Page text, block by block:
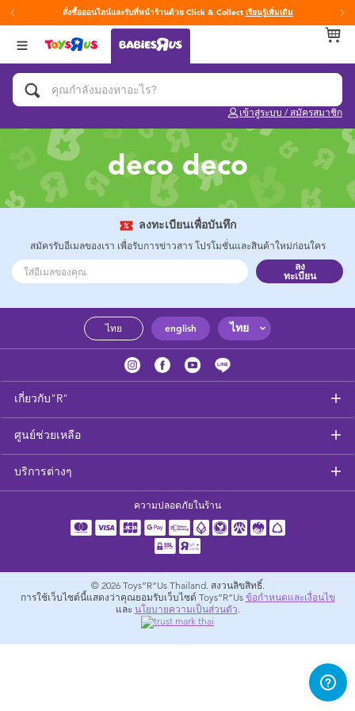
สั่งซื้อออนไลน์และรับที่หน้าร้านด้วย Click & Collect เรียนรู้เพิ่มเติม
เข้าสู่ระบบ / สมัครสมาชิก
กลับ
หมวดหมู่
แผ่นรองนอนเพลย์ยิม
ของเล่นสำหรับเด็กทารกและวัยหัดเดิน
ของขวัญและของฝากสำหรับเด็กทารก
อุปกรณ์ฝึกการอาบน้ำและการขับถ่าย
คาร์ซีทและเบาะเสริมที่นั่ง
ผ้าอ้อมและทิชชู่เปียก
อุปกรณ์ป้อนอาหารและอาหาร
สุขภาพและความปลอดภัย
ที่นอนและเฟอร์นิเจอร์ดูแลเด็กเล็ก
อุปกรณ์สำหรับผู้ตั้งครรภ์
ผ้าเช็ดตัวและเครื่องนอน
อุปกรณ์การท่องเที่ยว
กลับ
แบรนด์
Fisher-Price ฟิชเชอร์ ไพรซ์
กลับ
Age
0~2 ปี
3~4 ปี
5~7 ปี
12~14 ปี
14+ ปี
deco deco
ลงทะเบียนเพื่อบันทึก
สมัครรับอีเมลของเรา เพื่อรับการข่าวสาร โปรโมชั่นและสินค้าใหม่ก่อนใคร
ลง
ทะเบียน
ไทย english ไทย
เกี่ยวกับ"R"
ศูนย์ช่วยเหลือ
บริการต่างๆ
ความปลอดภัยในร้าน
© 2026 Toys”R”Us Thailand. สงวนลิขสิทธิ์.
การใช้เว็บไซต์นี้แสดงว่าคุณยอมรับเว็บไซต์ Toys”R”Us ข้อกำหนดและเงื่อนไข
และ นโยบายความเป็นส่วนตัว.